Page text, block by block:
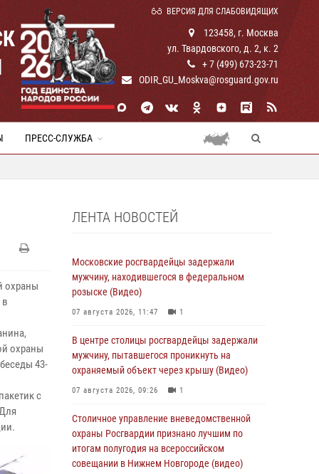
ВЕРСИЯ ДЛЯ СЛАБОВИДЯЩИХ
123458, г. Москва
ул. Твардовского, д. 2, к. 2
+ 7 (499) 673-23-71
ODIR_GU_Moskva@rosguard.gov.ru
ПРЕСС-СЛУЖБА
охраны
охраны
43-
с
ЛЕНТА НОВОСТЕЙ
Московские росгвардейцы задержали
мужчину, находившегося в федеральном
розыске (Видео)
07 августа 2026, 11:47 1
В центре столицы росгвардейцы задержали
мужчину, пытавшегося проникнуть на
охраняемый объект через крышу (Видео)
07 августа 2026, 09:26 1
Столичное управление вневедомственной
охраны Росгвардии признано лучшим по
итогам полугодия на всероссийском
совещании в Нижнем Новгороде (видео)